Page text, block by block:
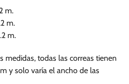
m.
m.
m.
medidas, todas las correas tienen
y solo varía el ancho de las